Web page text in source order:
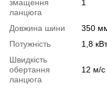
змащення
ланцюга
1
Довжина шини
350
Потужність
1,8 кВт
Швидкість
обертання
ланцюга
12 м/с